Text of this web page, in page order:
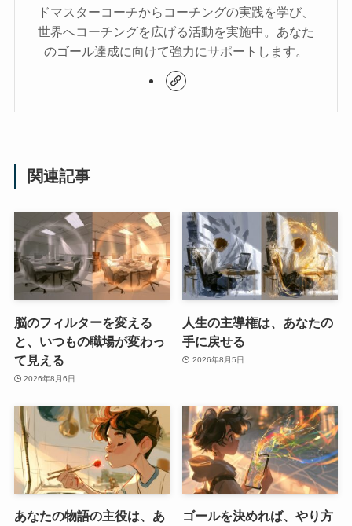
ドマスターコーチからコーチングの実践を学び、
世界へコーチングを広げる活動を実施中。あなた
のゴール達成に向けて強力にサポートします。
関連記事
脳のフィルターを変える
と、いつもの職場が変わっ
て見える
2026年8月6日
人生の主導権は、あなたの
手に戻せる
2026年8月5日
あなたの物語の主役は、あ
ゴールを決めれば、やり方